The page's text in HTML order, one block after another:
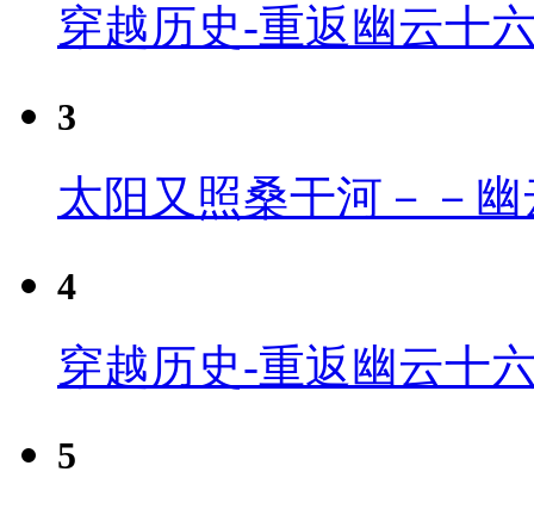
穿越历史-重返幽云十
3
太阳又照桑干河－－
4
穿越历史-重返幽云十
5